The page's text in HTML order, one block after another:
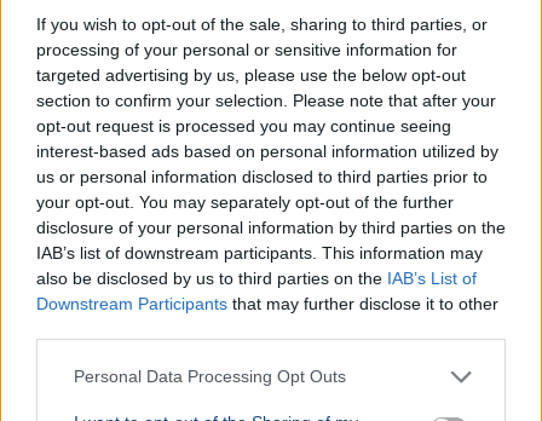
If you wish to opt-out of the sale, sharing to third parties, or
processing of your personal or sensitive information for
targeted advertising by us, please use the below opt-out
section to confirm your selection. Please note that after your
opt-out request is processed you may continue seeing
interest-based ads based on personal information utilized by
us or personal information disclosed to third parties prior to
your opt-out. You may separately opt-out of the further
disclosure of your personal information by third parties on the
IAB’s list of downstream participants. This information may
also be disclosed by us to third parties on the IAB’s List of
Downstream Participants that may further disclose it to other
Personal Data Processing Opt Outs
KULTÚRA
Majka lemondta a sepsiszentgyörgyi
koncertjét - Életveszélyes fenyegetést
kapott
Majka életveszélyes SMS-fenyegetés miatt
mondta le sepsiszentgyörgyi fellépését, a zenész
feljelentést tesz, a Sic Feszt szervezői is elítélték
az ese...
BELFÖLD
Lázár
Őrültség
nem
Lázár
a kormány
az